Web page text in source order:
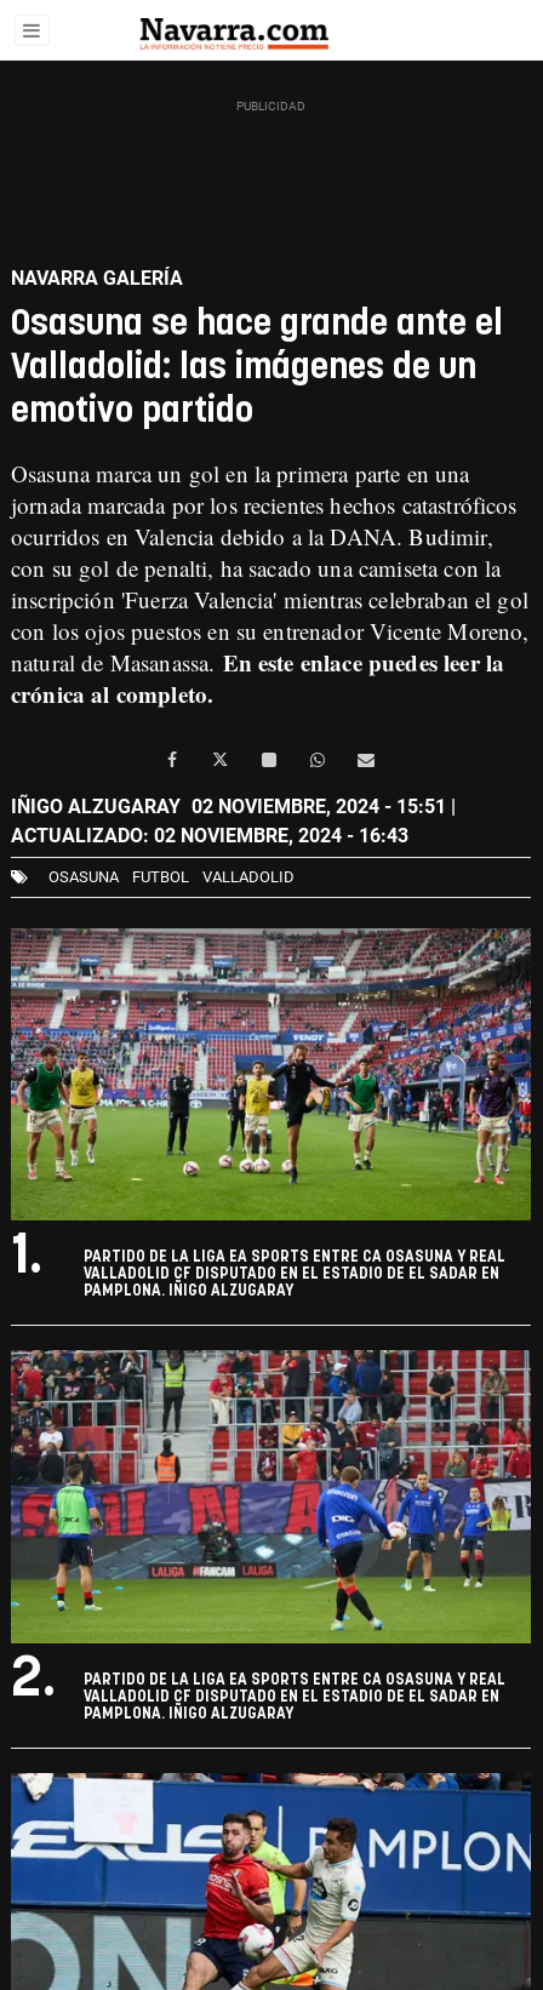
NAVARRA GALERÍA
Osasuna se hace grande ante el
Valladolid: las imágenes de un
emotivo partido
Osasuna marca un gol en la primera parte en una
jornada marcada por los recientes hechos catastróficos
ocurridos en Valencia debido a la DANA. Budimir,
con su gol de penalti, ha sacado una camiseta con la
inscripción 'Fuerza Valencia' mientras celebraban el gol
con los ojos puestos en su entrenador Vicente Moreno,
natural de Masanassa. En este enlace puedes leer la
crónica al completo.
IÑIGO ALZUGARAY 02 NOVIEMBRE, 2024 - 15:51 |
ACTUALIZADO: 02 NOVIEMBRE, 2024 - 16:43
OSASUNA FUTBOL VALLADOLID
1.
PARTIDO DE LA LIGA EA SPORTS ENTRE CA OSASUNA Y REAL
VALLADOLID CF DISPUTADO EN EL ESTADIO DE EL SADAR EN
PAMPLONA. IÑIGO ALZUGARAY
2.
PARTIDO DE LA LIGA EA SPORTS ENTRE CA OSASUNA Y REAL
VALLADOLID CF DISPUTADO EN EL ESTADIO DE EL SADAR EN
PAMPLONA. IÑIGO ALZUGARAY